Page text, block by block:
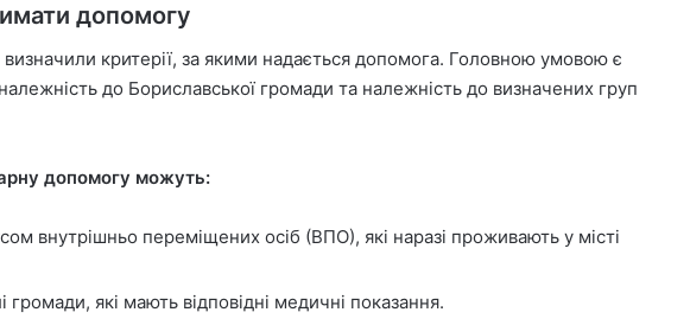
допомогу
визначили критерії, за якими надається допомога. Головною умовою є
до Бориславської громади та належність до визначених груп
допомогу можуть:
внутрішньо переміщених осіб (ВПО), які наразі проживають у місті
громади, які мають відповідні медичні показання.